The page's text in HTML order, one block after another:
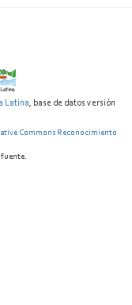
Latina, base de datos versión
Commons Reconocimiento